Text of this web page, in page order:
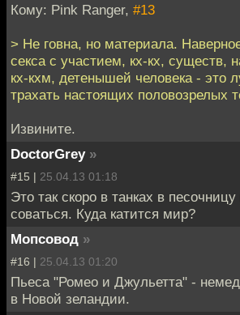
Кому: Pink Ranger, #13
> Не говна, но материала.
секса с участием, кх-кх, существ,
кх-кхм, детенышей человека - это
трахать настоящих половозрелых
Извините.
DoctorGrey »
#15 | 25.04.13 01:18
Это так скоро в танках в
соваться. Куда катится мир?
Мопсовод »
#16 | 25.04.13 01:20
Пьеса "Ромео и Джульетта" -
в Новой зеландии.